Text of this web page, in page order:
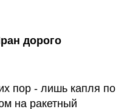
дорого
пор - лишь капля по
на ракетный